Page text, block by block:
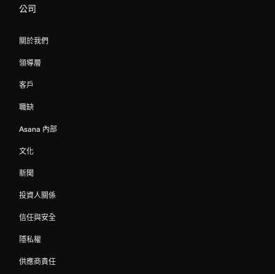
公司
關於我們
領導層
客戶
職缺
Asana 內部
文化
新聞
投資人關係
信任與安全
隱私權
供應商責任